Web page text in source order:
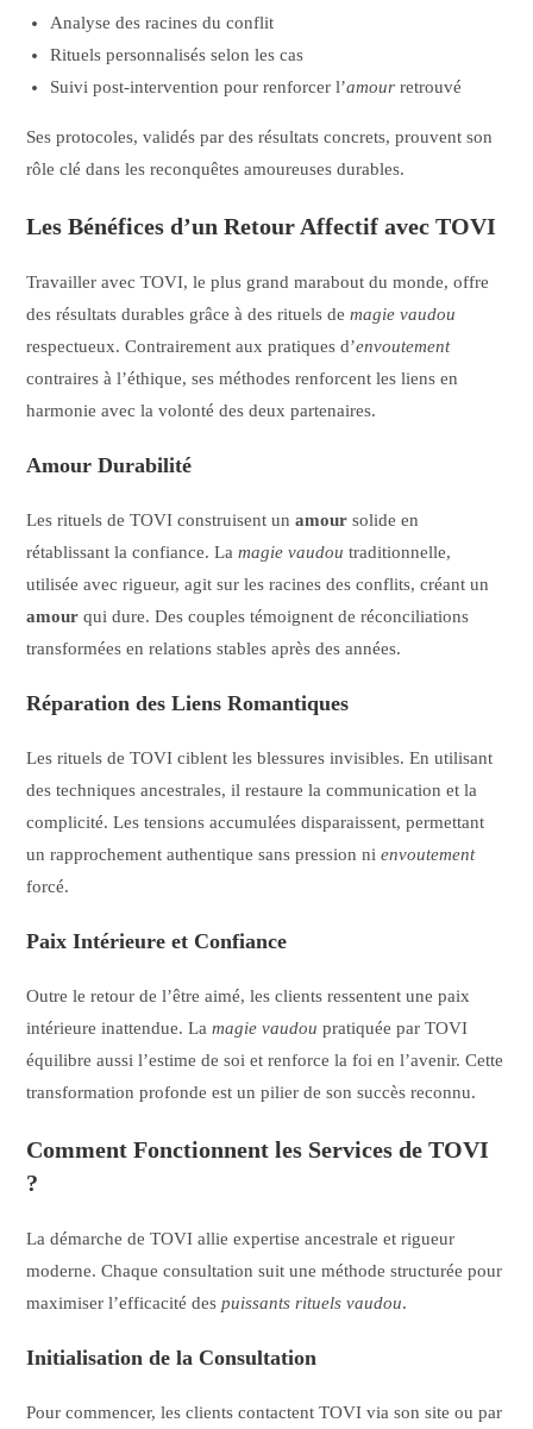
Analyse des racines du conflit
Rituels personnalisés selon les cas
Suivi post-intervention pour renforcer l’amour retrouvé
Ses protocoles, validés par des résultats concrets, prouvent son
rôle clé dans les reconquêtes amoureuses durables.
Les Bénéfices d’un Retour Affectif avec TOVI
Travailler avec TOVI, le plus grand marabout du monde, offre
des résultats durables grâce à des rituels demagie vaudou
respectueux. Contrairement aux pratiques d’envoutement
contraires à l’éthique, ses méthodes renforcent les liens en
harmonie avec la volonté des deux partenaires.
Amour Durabilité
Les rituels de TOVI construisent unamour solide en
rétablissant la confiance. Lamagie vaudou traditionnelle,
utilisée avec rigueur, agit sur les racines des conflits, créant un
amour qui dure. Des couples témoignent de réconciliations
transformées en relations stables après des années.
Réparation des Liens Romantiques
Les rituels de TOVI ciblent les blessures invisibles. En utilisant
des techniques ancestrales, il restaure la communication et la
complicité. Les tensions accumulées disparaissent, permettant
un rapprochement authentique sans pression nienvoutement
forcé.
Paix Intérieure et Confiance
Outre le retour de l’être aimé, les clients ressentent une paix
intérieure inattendue. Lamagie vaudou pratiquée par TOVI
équilibre aussi l’estime de soi et renforce la foi en l’avenir. Cette
transformation profonde est un pilier de son succès reconnu.
Comment Fonctionnent les Services de TOVI
?
La démarche de TOVI allie expertise ancestrale et rigueur
moderne. Chaque consultation suit une méthode structurée pour
maximiser l’efficacité despuissants rituels vaudou.
Initialisation de la Consultation
Pour commencer, les clients contactent TOVI via son site ou par